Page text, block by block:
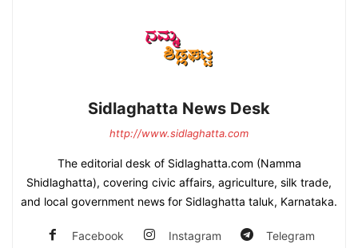
Sidlaghatta News Desk
http://www.sidlaghatta.com
The editorial desk of Sidlaghatta.com (Namma
Shidlaghatta), covering civic affairs, agriculture, silk trade,
and local government news for Sidlaghatta taluk, Karnataka.
Facebook Instagram Telegram